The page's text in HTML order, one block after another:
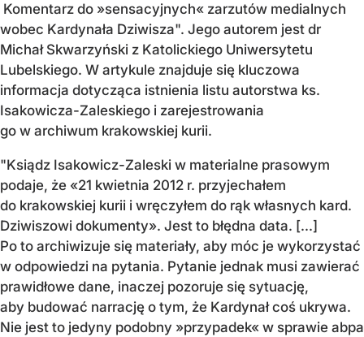
Komentarz do »sensacyjnych« zarzutów medialnych
wobec Kardynała Dziwisza". Jego autorem jest dr
Michał Skwarzyński z Katolickiego Uniwersytetu
Lubelskiego. W artykule znajduje się kluczowa
informacja dotycząca istnienia listu autorstwa ks.
Isakowicza-Zaleskiego i zarejestrowania
go w archiwum krakowskiej kurii.
"Ksiądz Isakowicz-Zaleski w materialne prasowym
podaje, że «21 kwietnia 2012 r. przyjechałem
do krakowskiej kurii i wręczyłem do rąk własnych kard.
Dziwiszowi dokumenty». Jest to błędna data. [...]
Po to archiwizuje się materiały, aby móc je wykorzystać
w odpowiedzi na pytania. Pytanie jednak musi zawierać
prawidłowe dane, inaczej pozoruje się sytuację,
aby budować narrację o tym, że Kardynał coś ukrywa.
Nie jest to jedyny podobny »przypadek« w sprawie abpa